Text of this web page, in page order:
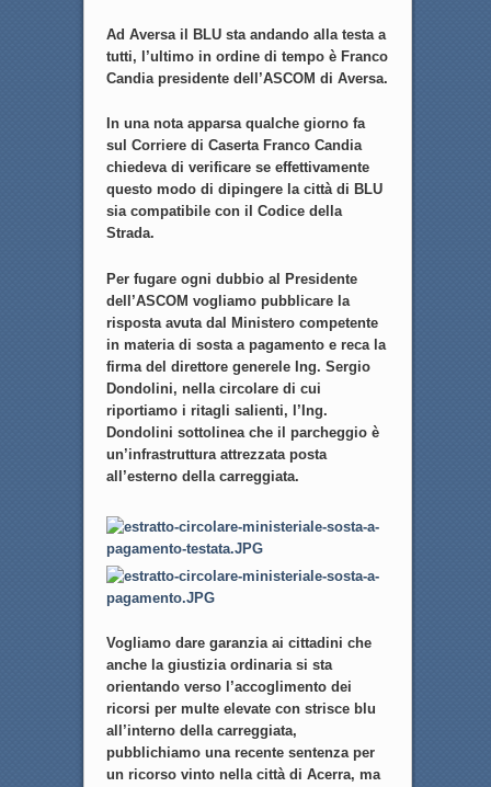
Ad Aversa il BLU sta andando alla testa a
tutti, l’ultimo in ordine di tempo è Franco
Candia presidente dell’ASCOM di Aversa.
In una nota apparsa qualche giorno fa
sul Corriere di Caserta Franco Candia
chiedeva di verificare se effettivamente
questo modo di dipingere la città di BLU
sia compatibile con il Codice della
Strada.
Per fugare ogni dubbio al Presidente
dell’ASCOM vogliamo pubblicare la
risposta avuta dal Ministero competente
in materia di sosta a pagamento e reca la
firma del direttore generele Ing. Sergio
Dondolini, nella circolare di cui
riportiamo i ritagli salienti, l’Ing.
Dondolini sottolinea che il parcheggio è
un’infrastruttura attrezzata posta
all’esterno della carreggiata.
Vogliamo dare garanzia ai cittadini che
anche la giustizia ordinaria si sta
orientando verso l’accoglimento dei
ricorsi per multe elevate con strisce blu
all’interno della carreggiata,
pubblichiamo una recente sentenza per
un ricorso vinto nella città di Acerra, ma